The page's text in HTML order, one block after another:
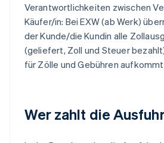
Verantwortlichkeiten zwischen
Käufer/in: Bei EXW (ab Werk)
der Kunde/die Kundin alle
(geliefert, Zoll und Steuer
für Zölle und Gebühren
Wer zahlt die